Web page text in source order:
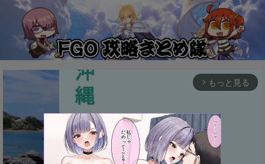
arrow_forward_ios もっと見る